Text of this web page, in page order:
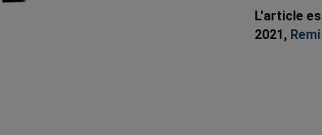
L'article
2021,